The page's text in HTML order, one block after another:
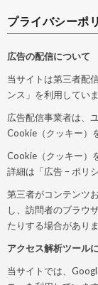
プライバシーポ
広告の配信について
当サイトは第三者配
ンス」を利用していま
広告配信事業者は、
Cookie（クッキー）
Cookie（クッキー）
詳細は「広告 – ポリ
第三者がコンテンツ
し、訪問者のブラウ
たりする場合がありま
アクセス解析ツール
当サイトでは、